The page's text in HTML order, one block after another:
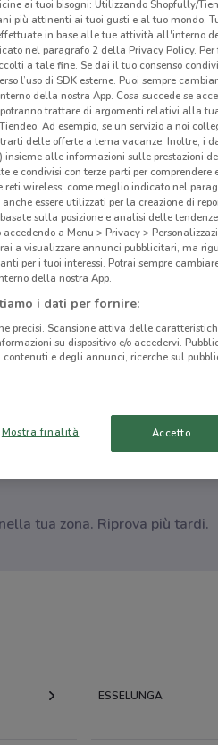
tua zona. Riprova più tardi.
ESSELUNGA
ai tuoi bisogni: Utilizzando Shopfully/
più attinenti ai tuoi gusti e al tuo mondo.
in base alle tue attività all'interno
nel paragrafo 2 della Privacy Policy. Per
a tale fine. Se dai il tuo consenso
l’uso di SDK esterne. Puoi sempre
della nostra App. Cosa succede se
trattare di argomenti relativi alla
Ad esempio, se un servizio a noi
delle offerte a tema vacanze. Inoltre, i
insieme alle informazioni sulle prestazioni
e condivisi con terze parti per
reti wireless, come meglio indicato nel
essere utilizzati per la creazione di
sulla posizione e analisi delle
a Menu > Privacy >
a visualizzare annunci pubblicitari, ma
per i tuoi interessi. Potrai sempre
della nostra App.
i dati per fornire:
precisi. Scansione attiva delle
su dispositivo e/o accedervi.
e degli annunci, ricerche sul
Mostra finalità Accetto